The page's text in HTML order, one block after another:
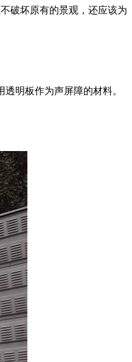
破坏原有的景观，还应该为
明板作为声屏障的材料。